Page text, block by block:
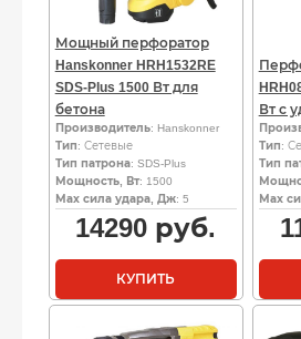
Мощный перфоратор
Hanskonner HRH1532RE
SDS-Plus 1500 Вт для
бетона
Производитель: Hanskonner
Тип: Сетевые
Тип патрона: SDS-Plus
Мощность, Вт: 1500
Мах сила удара, Дж: 5
14290 руб.
КУПИТЬ
Вт с
Тип:
Тип
Мах